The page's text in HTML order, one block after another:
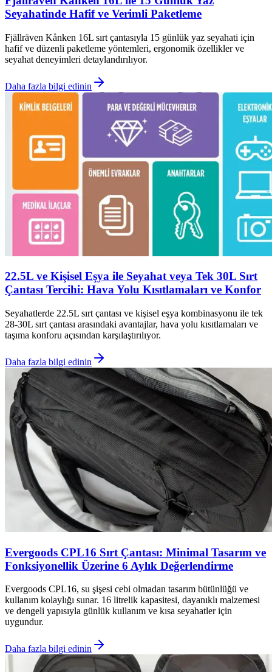
Seyahatinde Hafif ve Verimli Paketleme
Fjällräven Kånken 16L sırt çantasıyla 15 günlük yaz seyahati için
hafif ve düzenli paketleme yöntemleri, ergonomik özellikler ve
seyahat deneyimleri detaylandırılıyor.
Daha fazla bilgi edinin
22.5L ve Kişisel Eşya ile Seyahat veya Tek 30L Sırt
Çantası Tercihi: Hava Yolu Kısıtlamaları ve Konfor
Seyahatlerde 22.5L sırt çantası ve kişisel eşya kombinasyonu ile tek
28-30L sırt çantası arasındaki avantajlar, hava yolu kısıtlamaları ve
taşıma konforu açısından karşılaştırılıyor.
Daha fazla bilgi edinin
Evergoods CPL16 Sırt Çantası: Minimal Tasarım ve
Fonksiyonellik Üzerine 6 Aylık Değerlendirme
Evergoods CPL16, su şişesi cebi olmadan tasarım bütünlüğü ve
kullanım kolaylığı sunar. 16 litrelik kapasitesi, dayanıklı malzemesi
ve dengeli yapısıyla günlük kullanım ve kısa seyahatler için
uygundur.
Daha fazla bilgi edinin